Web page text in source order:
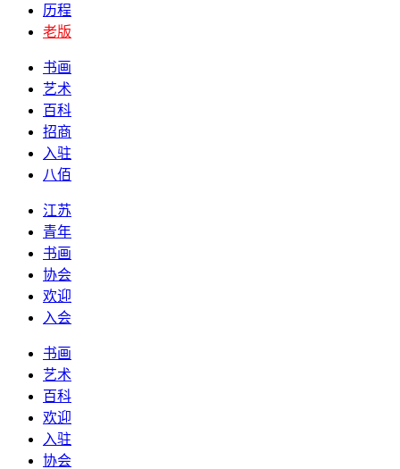
历程
老版
书画
艺术
百科
招商
入驻
八佰
江苏
青年
书画
协会
欢迎
入会
书画
艺术
百科
欢迎
入驻
协会